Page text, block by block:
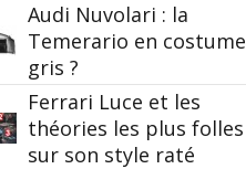
Audi Nuvolari : la
Temerario en costume
gris ?
Ferrari Luce et les
théories les plus folles
sur son style raté